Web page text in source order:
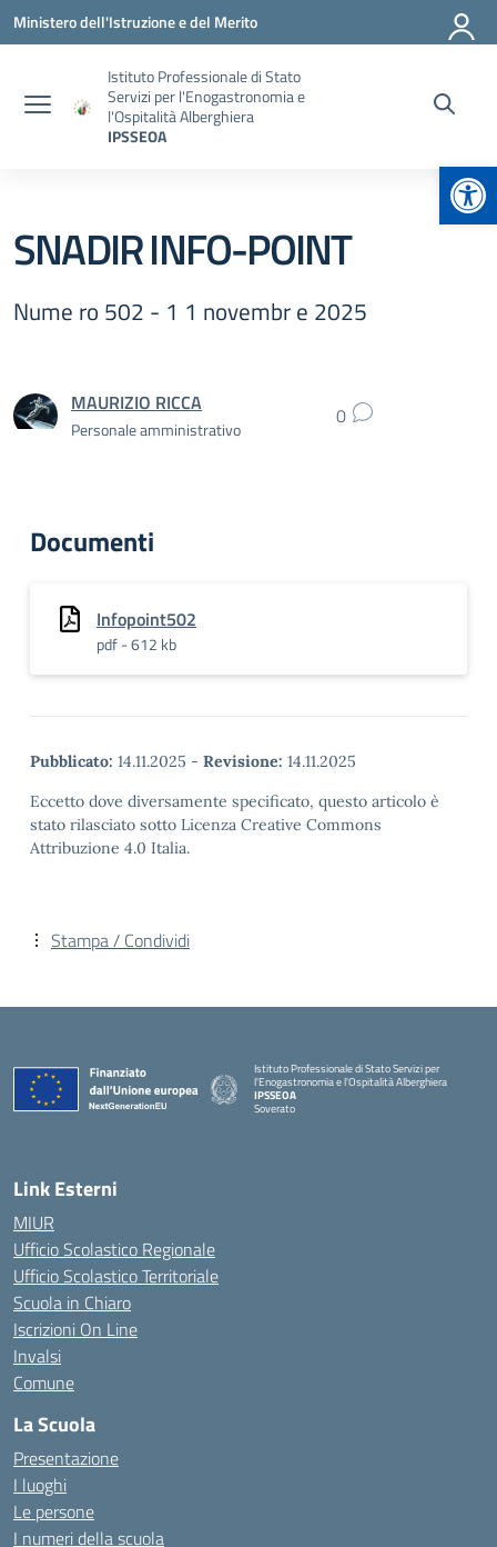
Vai ai contenuti
Vai al menu di navigazione
Vai al footer
Ministero dell'Istruzione e del Merito
Istituto Professionale di Stato
Servizi per l'Enogastronomia e
l'Ospitalità Alberghiera
IPSSEOA
SNADIR INFO-POINT
Nume ro 502 - 1 1 novembr e 2025
MAURIZIO RICCA
Personale amministrativo 0
Documenti
Infopoint502
pdf - 612 kb
Pubblicato: 14.11.2025 - Revisione: 14.11.2025
Eccetto dove diversamente specificato, questo articolo è
stato rilasciato sotto Licenza Creative Commons
Attribuzione 4.0 Italia.
Stampa / Condividi
Istituto Professionale di Stato Servizi per
l'Enogastronomia e l'Ospitalità Alberghiera
IPSSEOA
Soverato
Link Esterni
MIUR
Ufficio Scolastico Regionale
Ufficio Scolastico Territoriale
Scuola in Chiaro
Iscrizioni On Line
Invalsi
Comune
La Scuola
Presentazione
I luoghi
Le persone
I numeri della scuola